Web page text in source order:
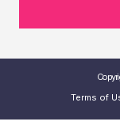
Terms of